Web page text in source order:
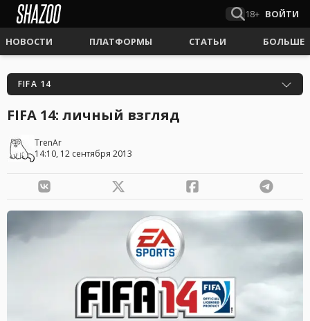
18+ ВОЙТИ
НОВОСТИ ПЛАТФОРМЫ СТАТЬИ БОЛЬШЕ
FIFA 14
FIFA 14: личный взгляд
TrenAr
14:10, 12 сентября 2013